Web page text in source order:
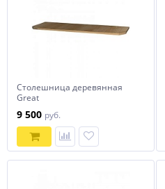
Столешница деревянная
Great
9 500 руб.